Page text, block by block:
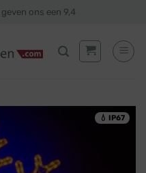
geven ons een 9,4
💧 IP67